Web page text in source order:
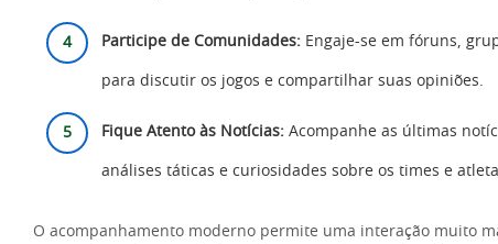
Participe de Comunidades: Engaje-se em fóruns,
para discutir os jogos e compartilhar suas opiniões.
Fique Atento às Notícias: Acompanhe as últimas
análises táticas e curiosidades sobre os times e
O acompanhamento moderno permite uma interação muito